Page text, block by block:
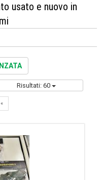
usato e nuovo in
Risultati: 60
«